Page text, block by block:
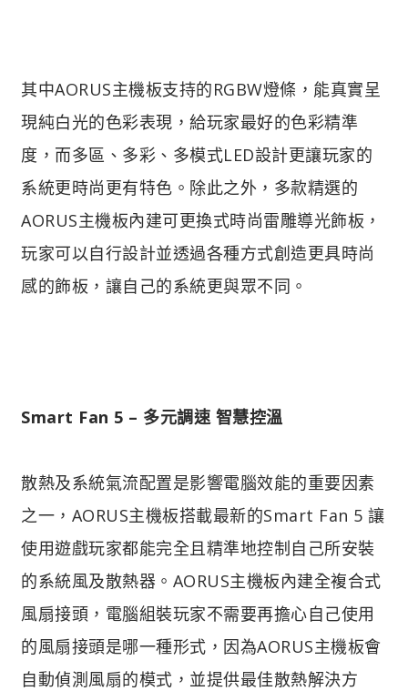
其中AORUS主機板支持的RGBW燈條，能真實呈
現純白光的色彩表現，給玩家最好的色彩精準
度，而多區、多彩、多模式LED設計更讓玩家的
系統更時尚更有特色。除此之外，多款精選的
AORUS主機板內建可更換式時尚雷雕導光飾板，
玩家可以自行設計並透過各種方式創造更具時尚
感的飾板，讓自己的系統更與眾不同。
Smart Fan 5 – 多元調速 智慧控溫
散熱及系統氣流配置是影響電腦效能的重要因素
之一，AORUS主機板搭載最新的Smart Fan 5 讓
使用遊戲玩家都能完全且精準地控制自己所安裝
的系統風及散熱器。AORUS主機板內建全複合式
風扇接頭，電腦組裝玩家不需要再擔心自己使用
的風扇接頭是哪一種形式，因為AORUS主機板會
自動偵測風扇的模式，並提供最佳散熱解決方